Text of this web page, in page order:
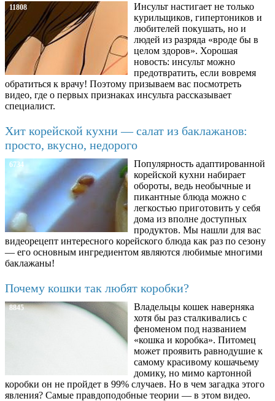
11808
Инсульт настигает не только
курильщиков, гипертоников и
любителей покушать, но и
людей из разряда «вроде бы в
целом здоров». Хорошая
новость: инсульт можно
предотвратить, если вовремя
обратиться к врачу! Поэтому призываем вас посмотреть
видео, где о первых признаках инсульта рассказывает
специалист.
Хит корейской кухни — салат из баклажанов:
просто, вкусно, недорого
6734
Популярность адаптированной
корейской кухни набирает
обороты, ведь необычные и
пикантные блюда можно с
легкостью приготовить у себя
дома из вполне доступных
продуктов. Мы нашли для вас
видеорецепт интересного корейского блюда как раз по сезону
— его основным ингредиентом являются любимые многими
баклажаны!
Почему кошки так любят коробки?
8845
Владельцы кошек наверняка
хотя бы раз сталкивались с
феноменом под названием
«кошка и коробка». Питомец
может проявить равнодушие к
самому красивому кошачьему
домику, но мимо картонной
коробки он не пройдет в 99% случаев. Но в чем загадка этого
явления? Самые правдоподобные теории — в этом видео.